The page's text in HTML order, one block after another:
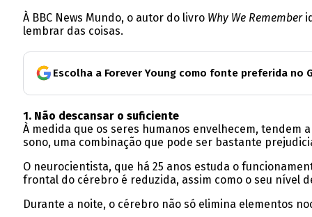
À BBC News Mundo, o autor do livro Why We Remember
lembrar das coisas.
Escolha a Forever Young como fonte preferida no
1. Não descansar o suficiente
À medida que os seres humanos envelhecem, tendem
sono, uma combinação que pode ser bastante
O neurocientista, que há 25 anos estuda o
frontal do cérebro é reduzida, assim como o seu nível
Durante a noite, o cérebro não só elimina elementos